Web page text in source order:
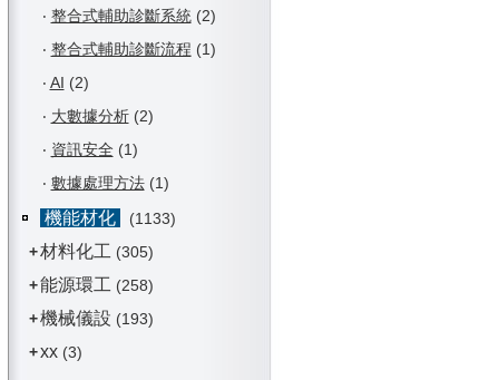
‧ 整合式輔助診斷系統(2)
‧ 整合式輔助診斷流程 (1)
‧ AI (2)
‧ 大數據分析(2)
‧ 資訊安全 (1)
‧ 數據處理方法(1)
機能材化
(1133)
+材料化工 (305)
+能源環工 (258)
+機械儀設 (193)
+xx(3)